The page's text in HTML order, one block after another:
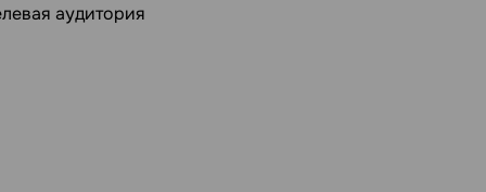
аудитория